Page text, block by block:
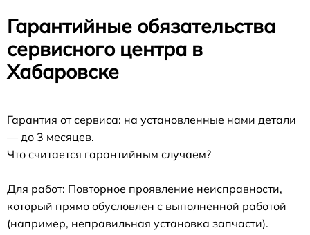
Гарантийные обязательства
сервисного центра в
Хабаровске
Гарантия от сервиса: на установленные нами детали
— до 3 месяцев.
Что считается гарантийным случаем?
Для работ: Повторное проявление неисправности,
который прямо обусловлен с выполненной работой
(например, неправильная установка запчасти).